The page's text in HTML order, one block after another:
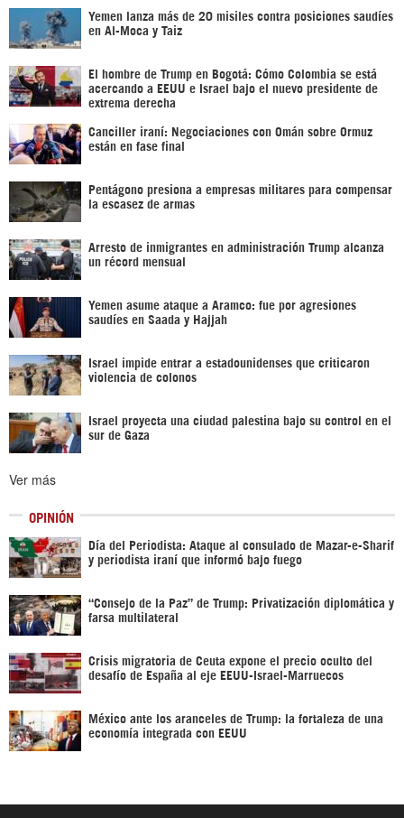
Yemen lanza más de 20 misiles contra posiciones saudíes
en Al-Moca y Taiz
El hombre de Trump en Bogotá: Cómo Colombia se está
acercando a EEUU e Israel bajo el nuevo presidente de
extrema derecha
Canciller iraní: Negociaciones con Omán sobre Ormuz
están en fase final
Pentágono presiona a empresas militares para compensar
la escasez de armas
Arresto de inmigrantes en administración Trump alcanza
un récord mensual
Yemen asume ataque a Aramco: fue por agresiones
saudíes en Saada y Hajjah
Israel impide entrar a estadounidenses que criticaron
violencia de colonos
Israel proyecta una ciudad palestina bajo su control en el
sur de Gaza
Ver más
OPINIÓN
Día del Periodista: Ataque al consulado de Mazar-e-Sharif
y periodista iraní que informó bajo fuego
“Consejo de la Paz” de Trump: Privatización diplomática y
farsa multilateral
Crisis migratoria de Ceuta expone el precio oculto del
desafío de España al eje EEUU-Israel-Marruecos
México ante los aranceles de Trump: la fortaleza de una
economía integrada con EEUU